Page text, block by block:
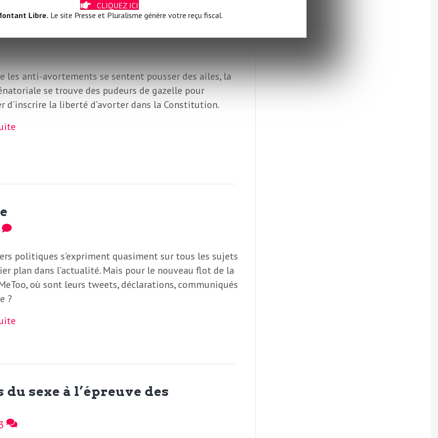
dans notre pays » : pourquoi il
les anti-avortements se sentent pousser des ailes, la
se trouve des pudeurs de gazelle pour
d’inscrire la liberté d’avorter dans la Constitution.
politiques s’expriment quasiment sur tous les sujets
plan dans l’actualité. Mais pour le nouveau flot de la
où sont leurs tweets, déclarations, communiqués
?
sexe à l’épreuve des
3
CLIQUEZ ICI
Libre. Le site Presse et Pluralisme génère votre reçu fiscal.